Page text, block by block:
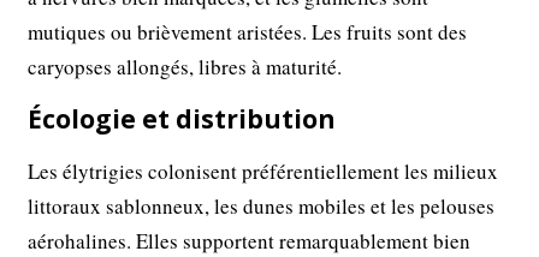
mutiques ou brièvement aristées. Les fruits sont des
caryopses allongés, libres à maturité.
Écologie et distribution
Les élytrigies colonisent préférentiellement les milieux
littoraux sablonneux, les dunes mobiles et les pelouses
aérohalines. Elles supportent remarquablement bien